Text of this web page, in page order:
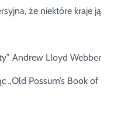
że niektóre kraje ją
Andrew Lloyd Webber
„Old Possum’s Book of